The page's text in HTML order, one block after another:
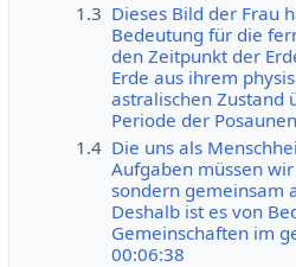
1.3 Dieses Bild der Frau
Bedeutung für die
den Zeitpunkt der
Erde aus ihrem
astralischen Zustand
Periode der
1.4 Die uns als
Aufgaben müssen
sondern gemeinsam
Deshalb ist es von
Gemeinschaften im
00:06:38